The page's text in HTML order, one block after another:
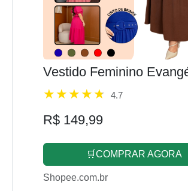
Vestido Feminino
4.7
R$ 149,99
🛒COMPRAR AGORA
Shopee.com.br